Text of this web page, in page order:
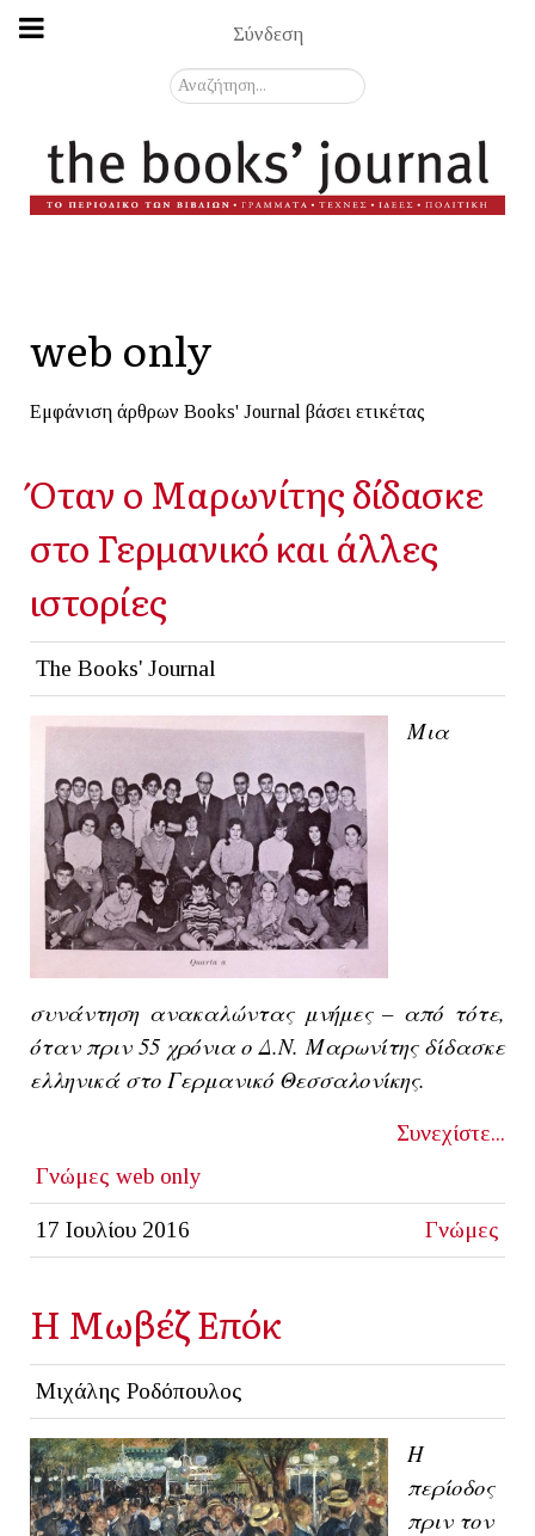
Σύνδεση
Αναζήτηση...
web only
Εμφάνιση άρθρων Books' Journal βάσει ετικέτας
Όταν ο Μαρωνίτης δίδασκε
στο Γερμανικό και άλλες
ιστορίες
The Books' Journal
Μια
συνάντηση ανακαλώντας μνήμες – από τότε,
όταν πριν 55 χρόνια ο Δ.Ν. Μαρωνίτης δίδασκε
ελληνικά στο Γερμανικό Θεσσαλονίκης.
Συνεχίστε...
Γνώμες web only
17 Ιουλίου 2016 Γνώμες
H Μωβέζ Επόκ
Μιχάλης Ροδόπουλος
Η
περίοδος
πριν τον